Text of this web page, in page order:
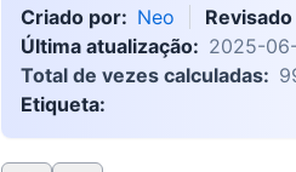
Criado por: Neo
Última atualização: 2025-
Total de vezes calculadas:
Etiqueta: